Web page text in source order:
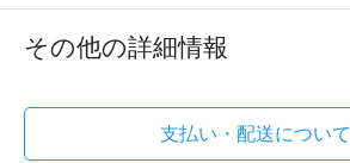
その他の詳細情報
支払い・配送について